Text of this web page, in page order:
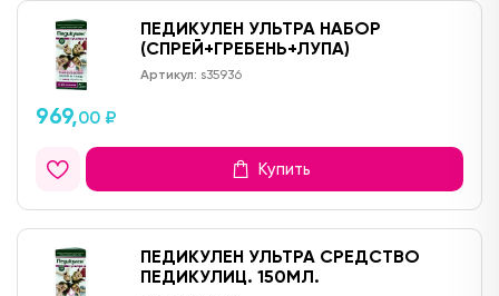
ПЕДИКУЛЕН УЛЬТРА НАБОР
(СПРЕЙ+ГРЕБЕНЬ+ЛУПА)
Артикул: s35936
969,00 ₽
Купить
ПЕДИКУЛЕН УЛЬТРА СРЕДСТВО
ПЕДИКУЛИЦ. 150МЛ.